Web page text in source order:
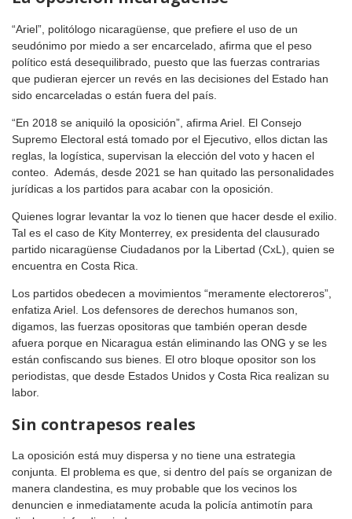
“Ariel”, politólogo nicaragüense, que prefiere el uso de un
seudónimo por miedo a ser encarcelado, afirma que el peso
político está desequilibrado, puesto que las fuerzas contrarias
que pudieran ejercer un revés en las decisiones del Estado han
sido encarceladas o están fuera del país.
“En 2018 se aniquiló la oposición”, afirma Ariel. El Consejo
Supremo Electoral está tomado por el Ejecutivo, ellos dictan las
reglas, la logística, supervisan la elección del voto y hacen el
conteo. Además, desde 2021 se han quitado las personalidades
jurídicas a los partidos para acabar con la oposición.
Quienes lograr levantar la voz lo tienen que hacer desde el exilio.
Tal es el caso de Kity Monterrey, ex presidenta del clausurado
partido nicaragüense Ciudadanos por la Libertad (CxL), quien se
encuentra en Costa Rica.
Los partidos obedecen a movimientos “meramente electoreros”,
enfatiza Ariel. Los defensores de derechos humanos son,
digamos, las fuerzas opositoras que también operan desde
afuera porque en Nicaragua están eliminando las ONG y se les
están confiscando sus bienes. El otro bloque opositor son los
periodistas, que desde Estados Unidos y Costa Rica realizan su
labor.
Sin contrapesos reales
La oposición está muy dispersa y no tiene una estrategia
conjunta. El problema es que, si dentro del país se organizan de
manera clandestina, es muy probable que los vecinos los
denuncien e inmediatamente acuda la policía antimotín para